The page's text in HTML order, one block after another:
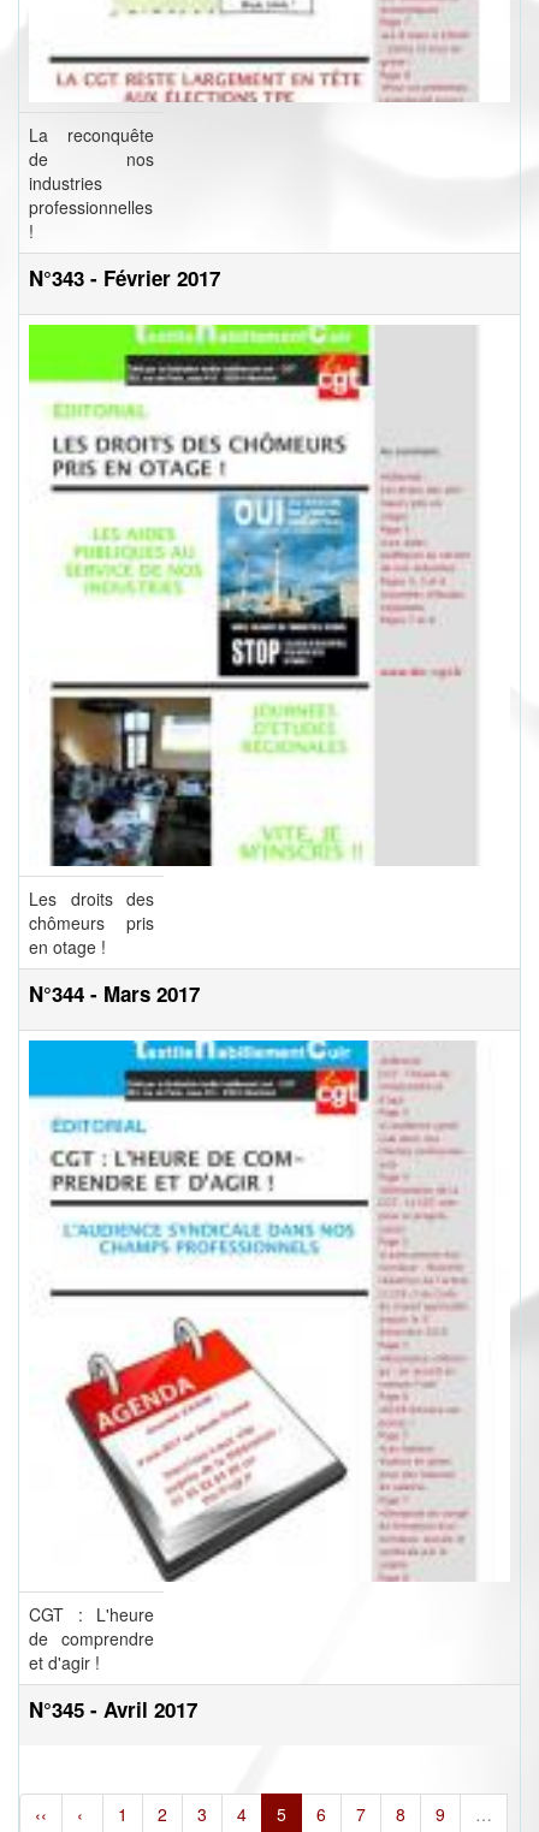
La reconquête
de nos
industries
professionnelles
!
N°343 - Février 2017
Les droits des
chômeurs pris
en otage !
N°344 - Mars 2017
CGT : L'heure
de comprendre
et d'agir !
N°345 - Avril 2017
‹‹ ‹ 1 2 3 4 5 6 7 8 9 …